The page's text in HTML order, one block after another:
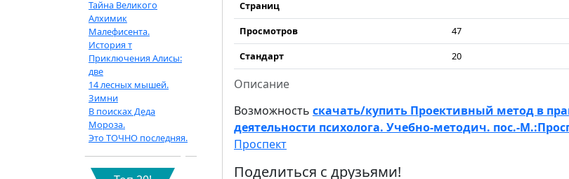
Тайна Великого
Алхимик
Малефисента.
История т
Приключения Алисы:
две
14 лесных мышей.
Зимни
В поисках Деда
Мороза.
Это ТОЧНО последняя.
Страниц
Просмотров
47
Стандарт
20
Описание
Возможность скачать/купить Проективный метод в
деятельности психолога. Учебно-методич. пос.-
Проспект
Поделиться с друзьями!